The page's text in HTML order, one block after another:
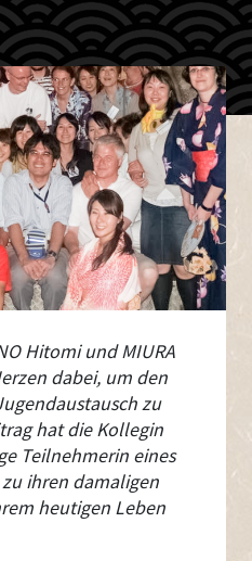
Hitomi und MIURA
dabei, um den
zu
hat die Kollegin
Teilnehmerin eines
ihren damaligen
heutigen Leben